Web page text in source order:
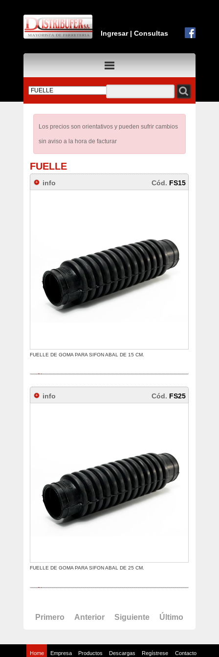
Ingresar|Consultas
Los precios son orientativos y pueden sufrir cambios
sin aviso a la hora de facturar
FUELLE
info Cód. FS15
FUELLE DE GOMA PARA SIFON ABAL DE 15 CM.
info Cód. FS25
FUELLE DE GOMA PARA SIFON ABAL DE 25 CM.
Primero Anterior Siguiente Último
Home Empresa Productos Descargas Regístrese Contacto